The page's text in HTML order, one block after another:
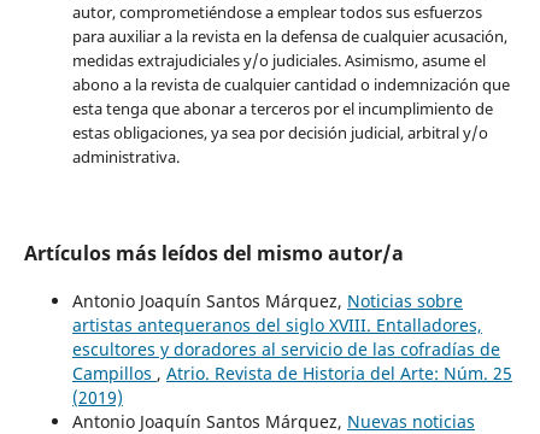
autor, comprometiéndose a emplear todos sus esfuerzos
para auxiliar a la revista en la defensa de cualquier acusación,
medidas extrajudiciales y/o judiciales. Asimismo, asume el
abono a la revista de cualquier cantidad o indemnización que
esta tenga que abonar a terceros por el incumplimiento de
estas obligaciones, ya sea por decisión judicial, arbitral y/o
administrativa.
Artículos más leídos del mismo autor/a
Antonio Joaquín Santos Márquez, Noticias sobre
artistas antequeranos del siglo XVIII. Entalladores,
escultores y doradores al servicio de las cofradías de
Campillos , Atrio. Revista de Historia del Arte: Núm. 25
(2019)
Antonio Joaquín Santos Márquez, Nuevas noticias